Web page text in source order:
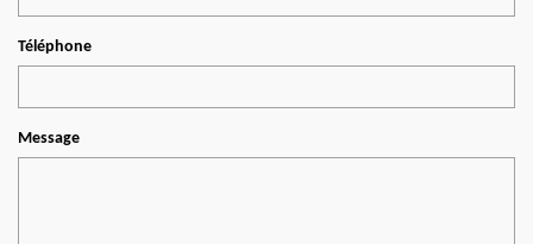
Téléphone
Message